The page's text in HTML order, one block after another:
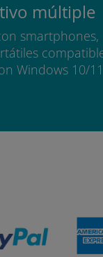
múltiple
smartphones,
Windows 10/11